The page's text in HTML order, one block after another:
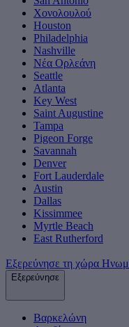
Χονολουλού
Houston
Philadelphia
Nashville
Νέα Ορλεάνη
Seattle
Atlanta
Key West
Saint Augustine
Tampa
Pigeon Forge
Savannah
Denver
Fort Lauderdale
Austin
Dallas
Kissimmee
Myrtle Beach
East Rutherford
Εξερεύνησε τη χώρα
Εξερεύνησε
Βαρκελώνη